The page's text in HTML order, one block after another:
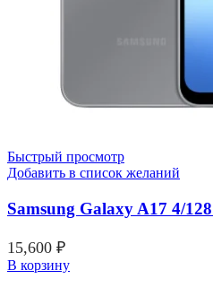
Быстрый просмотр
Добавить в список желаний
Samsung Galaxy A17 4/
15,600 ₽
В корзину